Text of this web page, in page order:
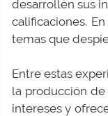
desarrollen sus
calificaciones.
temas que
Entre estas
la producción
intereses y